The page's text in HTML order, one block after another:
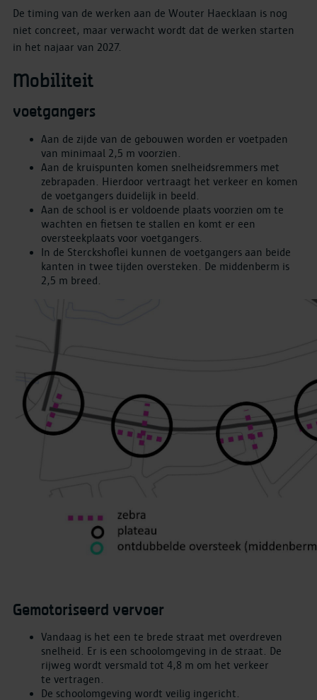
De timing van de werken aan de Wouter Haecklaan is nog
niet concreet, maar verwacht wordt dat de werken starten
in het najaar van 2027.
Mobiliteit
voetgangers
Aan de zijde van de gebouwen worden er voetpaden
van minimaal 2,5 m voorzien.
Aan de kruispunten komen snelheidsremmers met
zebrapaden. Hierdoor vertraagt het verkeer en komen
de voetgangers duidelijk in beeld.
Aan de school is er voldoende plaats voorzien om te
wachten en fietsen te stallen en komt er een
oversteekplaats voor voetgangers.
In de Sterckshoflei kunnen de voetgangers aan beide
kanten in twee tijden oversteken. De middenberm is
2,5 m breed.
Gemotoriseerd vervoer
Vandaag is het een te brede straat met overdreven
snelheid. Er is een schoolomgeving in de straat. De
rijweg wordt versmald tot 4,8 m om het verkeer
te vertragen.
De schoolomgeving wordt veilig ingericht.